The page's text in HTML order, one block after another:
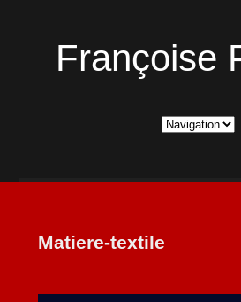
Françoise
Matiere-textile